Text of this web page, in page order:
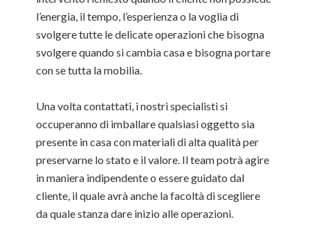
l’energia, il tempo, l’esperienza o la voglia di
svolgere tutte le delicate operazioni che bisogna
svolgere quando si cambia casa e bisogna portare
con se tutta la mobilia.
Una volta contattati, i nostri specialisti si
occuperanno di imballare qualsiasi oggetto sia
presente in casa con materiali di alta qualità per
preservarne lo stato e il valore. Il team potrà agire
in maniera indipendente o essere guidato dal
cliente, il quale avrà anche la facoltà di scegliere
da quale stanza dare inizio alle operazioni.